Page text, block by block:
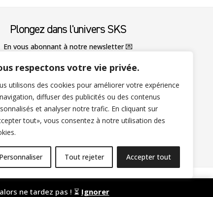
respectons votre vie privée.
utilisons des cookies pour améliorer votre expérience
diffuser des publicités ou des contenus
et analyser notre trafic. En cliquant sur
tout», vous consentez à notre utilisation des
Personnaliser Tout rejeter Accepter tout
ne tardez pas ! ⏳ Ignorer
Plongez dans l'univers SKS
En vous abonnant à notre newsletter💌
S'abonner
Nous avons quelques secrets à vous
révéler.